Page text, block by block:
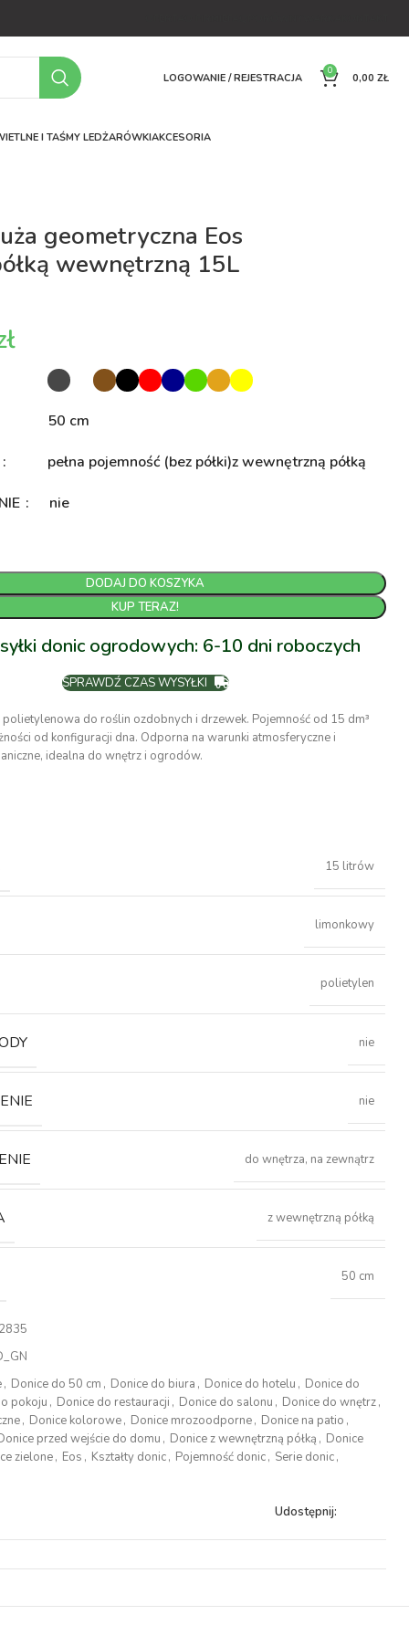
LOGOWANIE / REJESTRACJA
0
0,00 ZŁ
I TAŚMY LEDŻARÓWKIAKCESORIA
geometryczna Eos
wewnętrzną 15L
50 cm
pełna pojemność (bez półki)z wewnętrzną półką
nie
DODAJ DO KOSZYKA
KUP TERAZ!
donic ogrodowych: 6-10 dni roboczych
SPRAWDŹ CZAS WYSYŁKI
polietylenowa do roślin ozdobnych i drzewek. Pojemność od 15 dm³
od konfiguracji dna. Odporna na warunki atmosferyczne i
idealna do wnętrz i ogrodów.
15 litrów
limonkowy
polietylen
nie
nie
do wnętrza, na zewnątrz
z wewnętrzną półką
50 cm
, Donice do 50 cm , Donice do biura , Donice do hotelu , Donice do
pokoju , Donice do restauracji , Donice do salonu , Donice do wnętrz,
, Donice kolorowe, Donice mrozoodporne, Donice na patio ,
przed wejście do domu , Donice z wewnętrzną półką , Donice
zielone, Eos , Kształty donic, Pojemność donic, Serie donic,
Udostępnij: